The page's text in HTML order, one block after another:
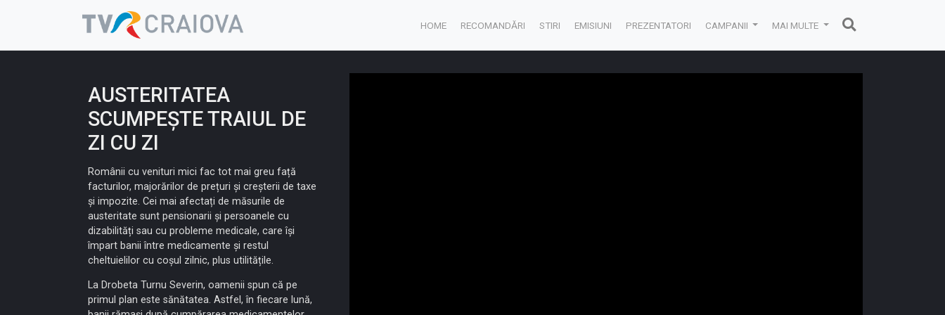
HOME RECOMANDĂRI STIRI EMISIUNI PREZENTATORI CAMPANII MAI MULTE
AUSTERITATEA
SCUMPEȘTE TRAIUL DE
ZI CU ZI
Românii cu venituri mici fac tot mai greu față
facturilor, majorărilor de prețuri și creșterii de taxe
și impozite. Cei mai afectați de măsurile de
austeritate sunt pensionarii și persoanele cu
dizabilități sau cu probleme medicale, care își
împart banii între medicamente și restul
cheltuielilor cu coșul zilnic, plus utilitățile.
La Drobeta Turnu Severin, oamenii spun că pe
primul plan este sănătatea. Astfel, în fiecare lună,